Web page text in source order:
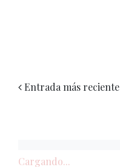
Entrada más reciente
Cargando...